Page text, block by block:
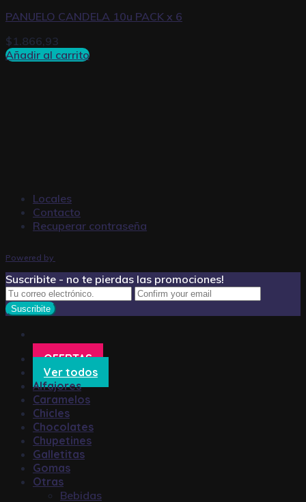
PANUELO CANDELA 10u PACK x 6
$ 1.866,93
Añadir al carrito
Locales
Contacto
Recuperar contraseña
Powered by
Suscribite - no te pierdas las promociones!
OFERTAS
Ver todos
Alfajores
Caramelos
Chicles
Chocolates
Chupetines
Galletitas
Gomas
Otras
Bebidas